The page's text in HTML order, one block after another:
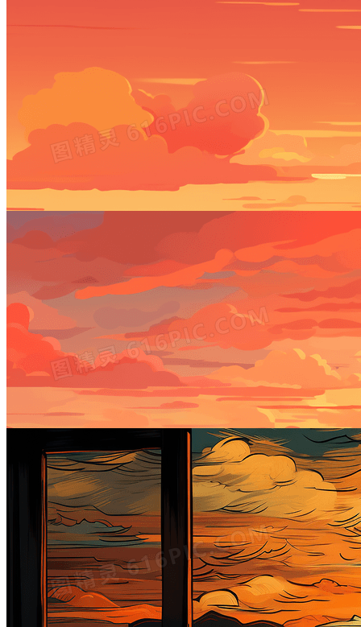
唯美大海夕阳落日风景插画 2912 × 1632 JPG PSD
唯美大海夕阳落日风景插画 2912 × 1632 JPG PSD
唯美大海夕阳落日风景插画 2912 × 1632 JPG PSD